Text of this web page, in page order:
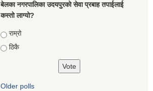
बेलका नगरपालिका उदयपुरको सेवा प्रबाह तपाईलाई
कस्तो लाग्यो?
Choices
राम्रो
ठिकै
Older polls